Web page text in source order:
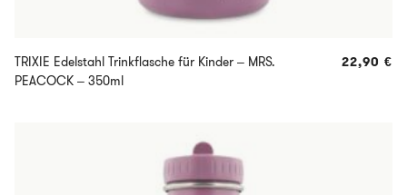
TRIXIE Edelstahl Trinkflasche für Kinder – MRS.
PEACOCK – 350ml
22,90 €